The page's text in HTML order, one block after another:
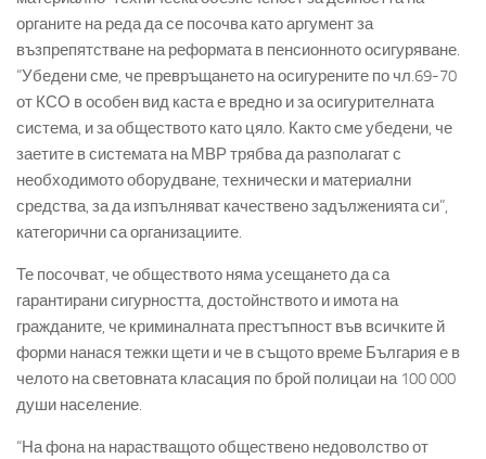
органите на реда да се посочва като аргумент за
възпрепятстване на реформата в пенсионното осигуряване.
“Убедени сме, че превръщането на осигурените по чл.69-70
от КСО в особен вид каста е вредно и за осигурителната
система, и за обществото като цяло. Както сме убедени, че
заетите в системата на МВР трябва да разполагат с
необходимото оборудване, технически и материални
средства, за да изпълняват качествено задълженията си”,
категорични са организациите.
Те посочват, че обществото няма усещането да са
гарантирани сигурността, достойнството и имота на
гражданите, че криминалната престъпност във всичките й
форми нанася тежки щети и че в същото време България е в
челото на световната класация по брой полицаи на 100 000
души население.
“На фона на нарастващото обществено недоволство от